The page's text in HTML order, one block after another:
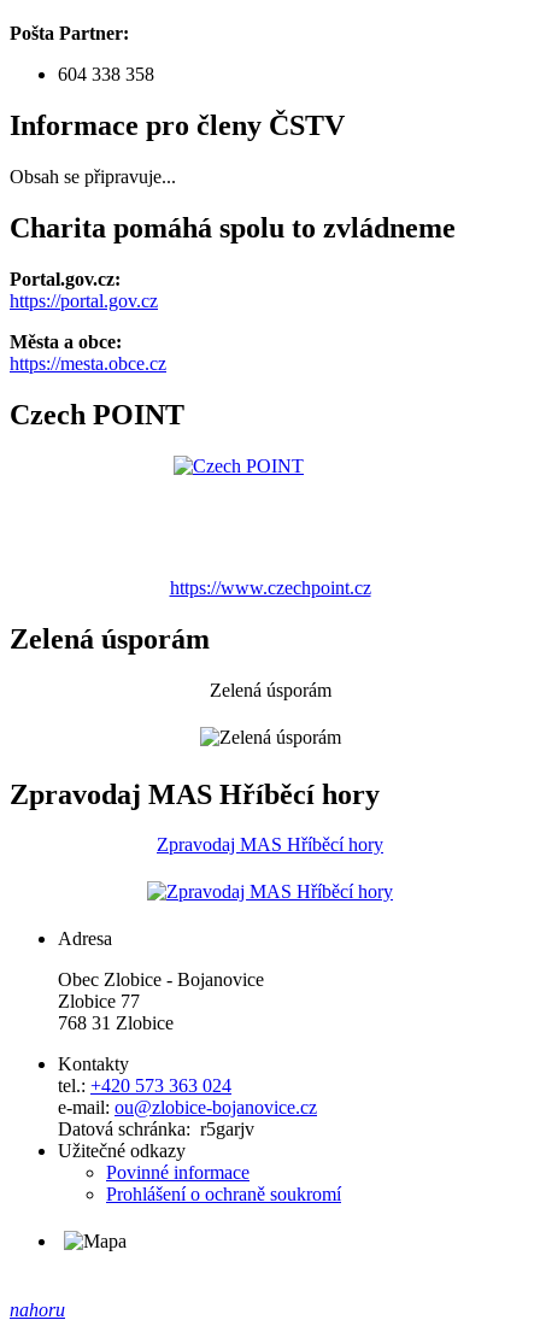
Pošta Partner:
604 338 358
Informace pro členy ČSTV
Obsah se připravuje...
Charita pomáhá spolu to zvládneme
Portal.gov.cz:
https://portal.gov.cz
Města a obce:
https://mesta.obce.cz
Czech POINT
https://www.czechpoint.cz
Zelená úsporám
Zelená úsporám
Zpravodaj MAS Hříběcí hory
Zpravodaj MAS Hříběcí hory
Adresa
Obec Zlobice - Bojanovice
Zlobice 77
768 31 Zlobice
Kontakty
tel.: +420 573 363 024
e-mail: ou@zlobice-bojanovice.cz
Datová schránka: r5garjv
Užitečné odkazy
Povinné informace
Prohlášení o ochraně soukromí
nahoru